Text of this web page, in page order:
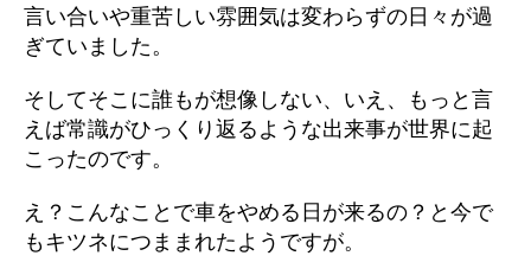
言い合いや重苦しい雰囲気は変わらずの日々が過
ぎていました。
そしてそこに誰もが想像しない、いえ、もっと言
えば常識がひっくり返るような出来事が世界に起
こったのです。
え？こんなことで車をやめる日が来るの？と今で
もキツネにつままれたようですが。